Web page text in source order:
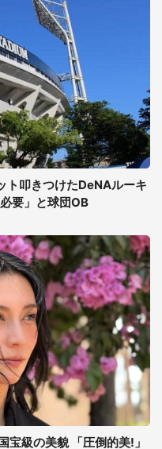
ト叩きつけたDeNAルーキ
要」と球団OB
宝級の美貌 「圧倒的美!」